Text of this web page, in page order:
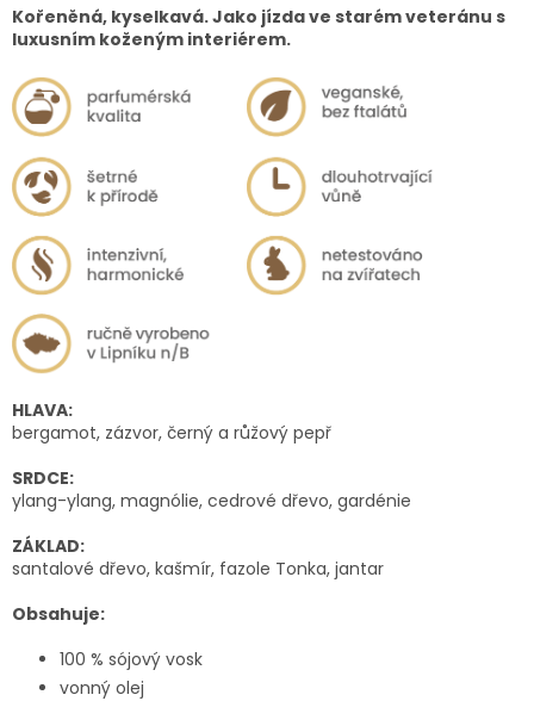
Kořeněná, kyselkavá. Jako jízda ve starém veteránu s
luxusním koženým interiérem.
HLAVA:
bergamot, zázvor, černý a růžový pepř
SRDCE:
ylang-ylang, magnólie, cedrové dřevo, gardénie
ZÁKLAD:
santalové dřevo, kašmír, fazole Tonka, jantar
Obsahuje:
100 % sójový vosk
vonný olej